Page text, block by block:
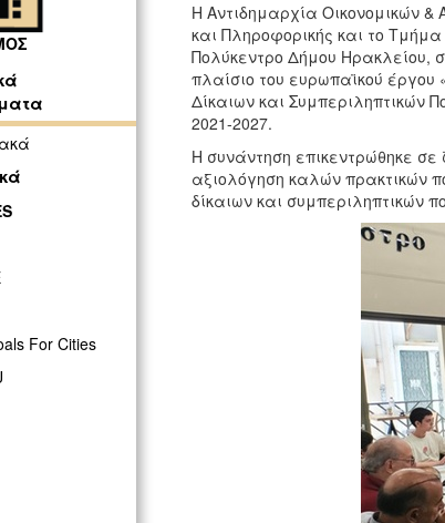
For Cities
H Αντιδημαρχία Οικονομικών
και Πληροφορικής και το
Πολύκεντρο Δήμου Ηρακλείου,
πλαίσιο του ευρωπαϊκού έργου
Δίκαιων και Συμπεριληπτικών
2021-2027.
Η συνάντηση επικεντρώθηκε
αξιολόγηση καλών πρακτικών
δίκαιων και συμπεριληπτικών